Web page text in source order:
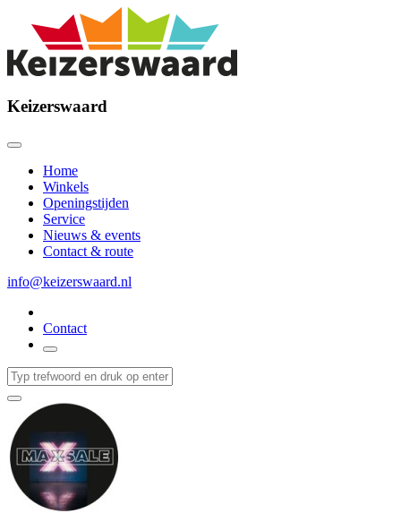
Keizerswaard
Home
Winkels
Openingstijden
Service
Nieuws & events
Contact & route
info@keizerswaard.nl
Contact